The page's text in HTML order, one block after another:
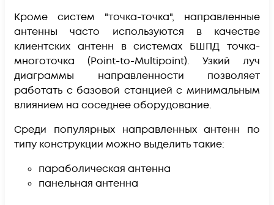
Кроме систем "точка-точка", направленные
антенны часто используются в качестве
клиентских антенн
в системах БШПД точка-
многоточка (Point-to-Multipoint). Узкий луч
диаграммы направленности позволяет
работать с базовой станцией с минимальным
влиянием на соседнее оборудование.
Среди популярных направленных антенн по
типу конструкции можно выделить такие:
параболическая антенна
панельная антенна